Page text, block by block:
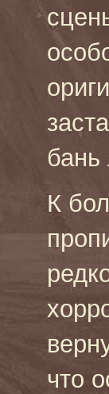
бань
К
что